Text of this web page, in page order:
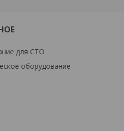
для СТО
оборудование